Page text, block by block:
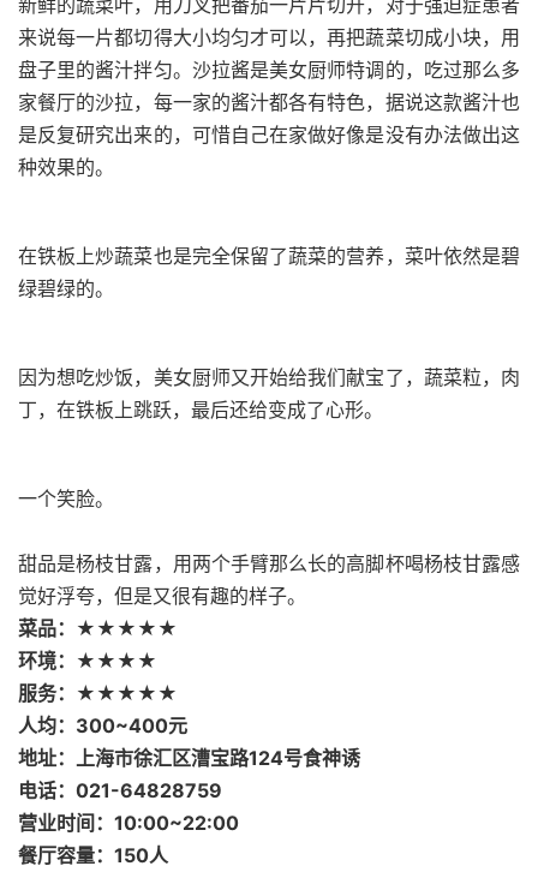
新鲜的蔬菜叶，用刀叉把番茄一片片切开，对于强迫症患者
来说每一片都切得大小均匀才可以，再把蔬菜切成小块，用
盘子里的酱汁拌匀。沙拉酱是美女厨师特调的，吃过那么多
家餐厅的沙拉，每一家的酱汁都各有特色，据说这款酱汁也
是反复研究出来的，可惜自己在家做好像是没有办法做出这
种效果的。
在铁板上炒蔬菜也是完全保留了蔬菜的营养，菜叶依然是碧
绿碧绿的。
因为想吃炒饭，美女厨师又开始给我们献宝了，蔬菜粒，肉
丁，在铁板上跳跃，最后还给变成了心形。
一个笑脸。
甜品是杨枝甘露，用两个手臂那么长的高脚杯喝杨枝甘露感
觉好浮夸，但是又很有趣的样子。
菜品：★★★★★
环境：★★★★
服务：★★★★★
人均：300~400元
地址：上海市徐汇区漕宝路124号食神诱
电话：021-64828759
营业时间：10:00~22:00
餐厅容量：150人